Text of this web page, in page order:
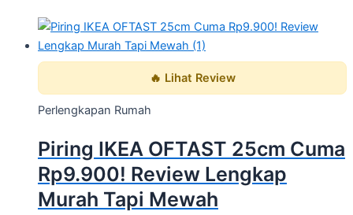
🔥 Lihat Review
Perlengkapan Rumah
Piring IKEA OFTAST 25cm Cuma
Rp9.900! Review Lengkap
Murah Tapi Mewah